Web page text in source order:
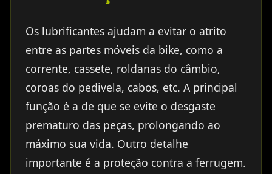
Os lubrificantes ajudam a evitar o atrito
entre as partes móveis da bike, como a
corrente, cassete, roldanas do câmbio,
coroas do pedivela, cabos, etc. A principal
função é a de que se evite o desgaste
prematuro das peças, prolongando ao
máximo sua vida. Outro detalhe
importante é a proteção contra a ferrugem.